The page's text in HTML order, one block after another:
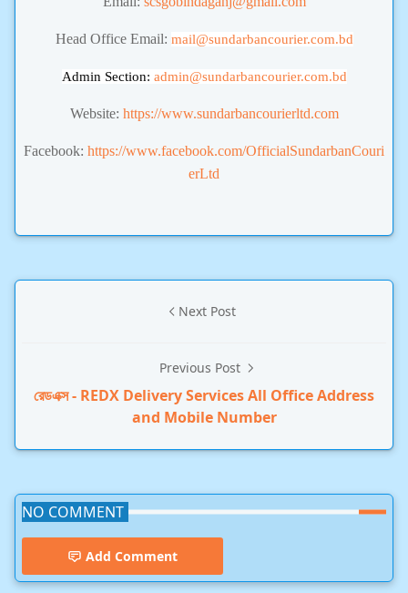
Head Office Email: mail@sundarbancourier.com.bd
Admin Section: admin@sundarbancourier.com.bd
Website: https://www.sundarbancourierltd.com
Facebook: https://www.facebook.com/OfficialSundarbanCouri
erLtd
Next Post
Previous Post
রেডএক্স - REDX Delivery Services All Office Address
and Mobile Number
NO COMMENT
Add Comment